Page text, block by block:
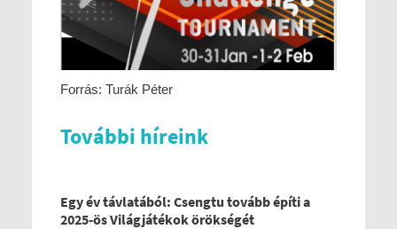
Forrás: Turák Péter
További híreink
Egy év távlatából: Csengtu tovább építi a
2025-ös Világjátékok örökségét